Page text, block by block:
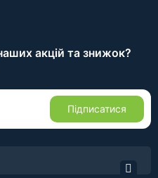
акцій та знижок?
Підписатися